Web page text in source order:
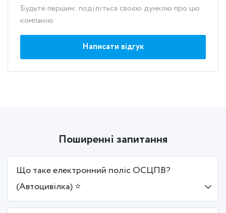
Будьте першим: поділіться своєю думкою про цю
компанію
Написати відгук
Поширенні запитання
Що таке електронний поліс ОСЦПВ?
(Автоцивілка) ⭐